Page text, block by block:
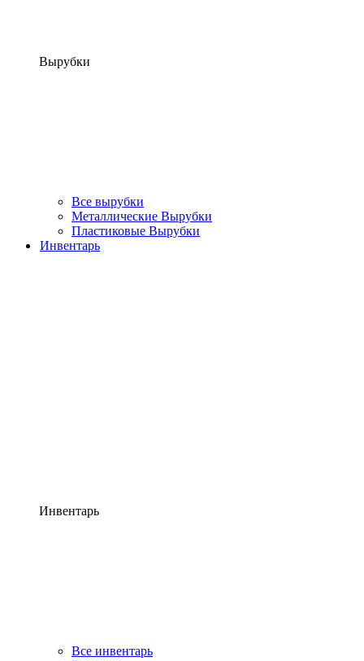
Вырубки
Все вырубки
Металлические Вырубки
Пластиковые Вырубки
Инвентарь
Инвентарь
Все инвентарь